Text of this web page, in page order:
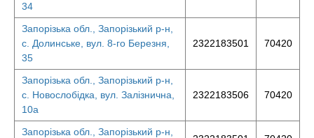
34
Запорізька обл., Запорізький р-н,
с. Долинське, вул. 8-го Березня,
35
2322183501 70420
Запорізька обл., Запорізький р-н,
с. Новослобідка, вул. Залізнична,
10а
2322183506 70420
Запорізька обл., Запорізький р-н,